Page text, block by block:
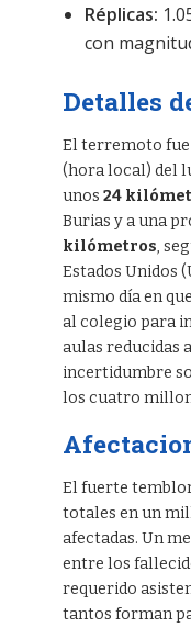
Réplicas:
con
Detalles
El terremoto fue
(hora local) del
unos 24
Burias y a una
kilómetros,
Estados Unidos
mismo día en
al colegio para
aulas reducidas
incertidumbre
los cuatro
El fuerte
totales en un
afectadas. Un
entre los
requerido
tantos forman